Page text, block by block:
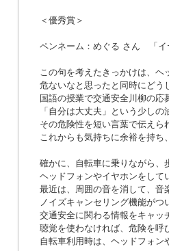
＜優秀賞＞
ペンネーム：めぐる さん 「
この句を考えたきっかけは、
危ないなと思ったと同時にどう
国語の授業で交通安全川柳の応
「自分は大丈夫」という少し
その危険性を短い言葉で伝えら
これからも気持ちに余裕を持ち
確かに、自転車に乗りながら、
ヘッドフォンやイヤホンをして
最近は、周囲の音を消して、音
ノイズキャンセリング機能がつ
交通安全に関わる情報をキャッ
聴覚を使わなければ、危険を呼
自転車利用時は、ヘッドフォン